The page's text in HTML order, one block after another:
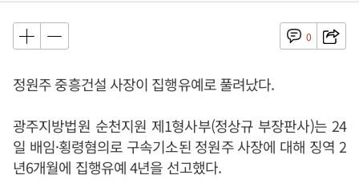
0
정원주 중흥건설 사장이 집행유예로 풀려났다.
광주지방법원 순천지원 제1형사부(정상규 부장판사)는 24
일 배임·횡령혐의로 구속기소된 정원주 사장에 대해 징역 2
년6개월에 집행유예 4년을 선고했다.